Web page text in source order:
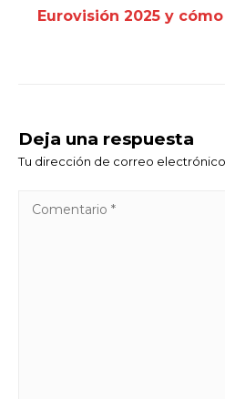
Eurovisión 2025 y
Deja una respuesta
Tu dirección de correo electrónico